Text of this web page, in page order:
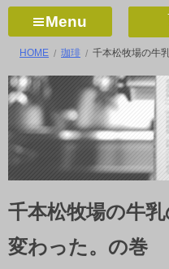
ッ
Menu
HOME 珈琲 千本松牧場の牛
千本松牧場の牛
変わった。の巻